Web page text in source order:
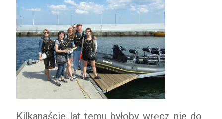
Kilkanaście lat temu byłoby wręcz nie do